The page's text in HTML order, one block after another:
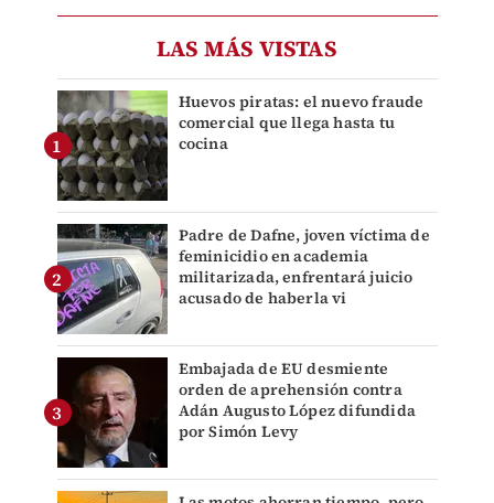
LAS MÁS VISTAS
Huevos piratas: el nuevo fraude
comercial que llega hasta tu
cocina
Padre de Dafne, joven víctima de
feminicidio en academia
militarizada, enfrentará juicio
acusado de haberla vi
Embajada de EU desmiente
orden de aprehensión contra
Adán Augusto López difundida
por Simón Levy